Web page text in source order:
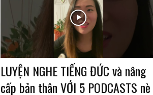
LUYỆN NGHE TIẾNG ĐỨC và nâng
cấp bản thân VỚI 5 PODCASTS nè